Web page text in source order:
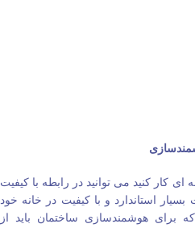
کار کنید می‌ توانید در رابطه با کیفیت
بسیار استاندارد و با کیفیت در خانه خود
برای هوشمندسازی ساختمان باید از